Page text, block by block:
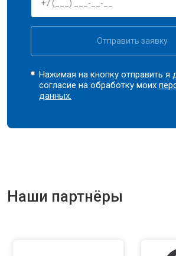
Отправить заявку
Нажимая на кнопку отправить я
согласие на обработку моих
данных.
Наши партнёры